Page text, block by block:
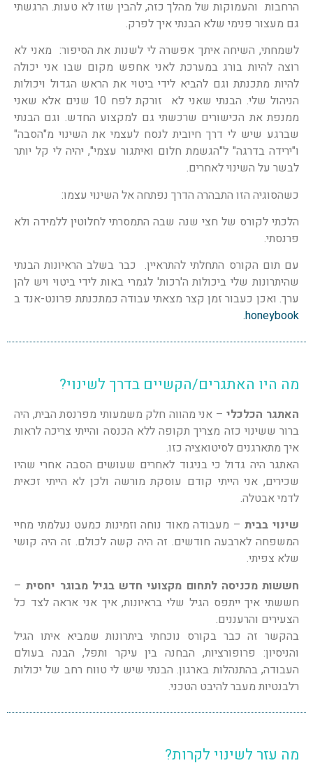
הרחבות והעמוקות של מהלך כזה, להבין שזו לא טעות. הרגשתי
גם מעצור פנימי שלא הבנתי איך לפרק.
לשמחתי, השיחה איתך אפשרה לי לשנות את הסיפור: מאני לא
רוצה להיות בורג במערכת לאני אחפש מקום שבו אני יכולה
להיות מתכנתת וגם להביא לידי ביטוי את הראש הגדול ויכולות
הניהול שלי. הבנתי שאני לא זורקת לפח 10 שנים אלא שאני
ממנפת את הכישורים שרכשתי גם למקצוע החדש. וגם הבנתי
שברגע שיש לי דרך חיובית לנסח לעצמי את השינוי מ"הסבה"
ו"ירידה בדרגה" ל"הגשמת חלום ואיתגור עצמי", יהיה לי קל יותר
לבשר על השינוי לאחרים.
כשהסוגיה הזו התבהרה הדרך נפתחה אל השינוי עצמו:
הלכתי לקורס של חצי שנה שבה התמסרתי לחלוטין ללמידה ולא
פרנסתי.
עם תום הקורס התחלתי להתראיין. כבר בשלב הראיונות הבנתי
שהיתרונות שלי ביכולות ה'רכות' לגמרי באות לידי ביטוי ויש להן
ערך. ואכן כעבור זמן קצר מצאתי עבודה כמתכנתת פרונט-אנד ב
honeybook.
מה היו האתגרים/הקשיים בדרך לשינוי?
האתגר הכלכלי– אני מהווה חלק משמעותי מפרנסת הבית, היה
ברור ששינוי כזה מצריך תקופה ללא הכנסה והייתי צריכה לראות
איך מתארגנים לסיטואציה כזו.
האתגר היה גדול כי בניגוד לאחרים שעושים הסבה אחרי שהיו
שכירים, אני הייתי קודם עוסקת מורשה ולכן לא הייתי זכאית
לדמי אבטלה.
שינוי בבית– מעבודה מאוד נוחה וזמינות כמעט נעלמתי מחיי
המשפחה לארבעה חודשים. זה היה קשה לכולם. זה היה קושי
שלא צפיתי.
חששות מכניסה לתחום מקצועי חדש בגיל מבוגר יחסית–
חששתי איך ייתפס הגיל שלי בראיונות, איך אני אראה לצד כל
הצעירים והרעננים.
בהקשר זה כבר בקורס נוכחתי ביתרונות שמביא איתו הגיל
והניסיון: פרופורציות, הבחנה בין עיקר ותפל, הבנה בעולם
העבודה, בהתנהלות בארגון. הבנתי שיש לי טווח רחב של יכולות
רלבנטיות מעבר להיבט הטכני.
מה עזר לשינוי לקרות?